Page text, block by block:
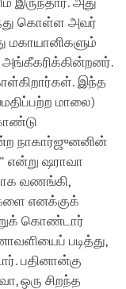
கொள்ள அவர்
மகாயானிகளும்
இந்த
மாலை)
நாகார்ஜுனனின்
ஷராவா
வணங்கி,
எனக்குக்
கொண்டார்
படித்து,
பதினான்கு
ஒரு சிறந்த